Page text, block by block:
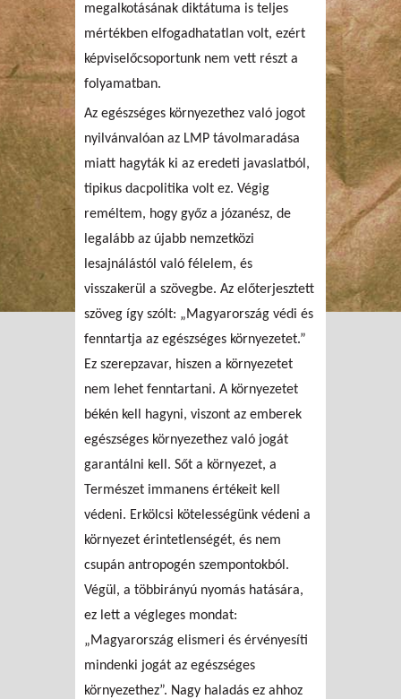
megalkotásának diktátuma is teljes
mértékben elfogadhatatlan volt, ezért
képviselőcsoportunk nem vett részt a
folyamatban.
Az egészséges környezethez való jogot
nyilvánvalóan az LMP távolmaradása
miatt hagyták ki az eredeti javaslatból,
tipikus dacpolitika volt ez. Végig
reméltem, hogy győz a józanész, de
legalább az újabb nemzetközi
lesajnálástól való félelem, és
visszakerül a szövegbe. Az előterjesztett
szöveg így szólt: „Magyarország védi és
fenntartja az egészséges környezetet.”
Ez szerepzavar, hiszen a környezetet
nem lehet fenntartani. A környezetet
békén kell hagyni, viszont az emberek
egészséges környezethez való jogát
garantálni kell. Sőt a környezet, a
Természet immanens értékeit kell
védeni. Erkölcsi kötelességünk védeni a
környezet érintetlenségét, és nem
csupán antropogén szempontokból.
Végül, a többirányú nyomás hatására,
ez lett a végleges mondat:
„Magyarország elismeri és érvényesíti
mindenki jogát az egészséges
környezethez”. Nagy haladás ez ahhoz